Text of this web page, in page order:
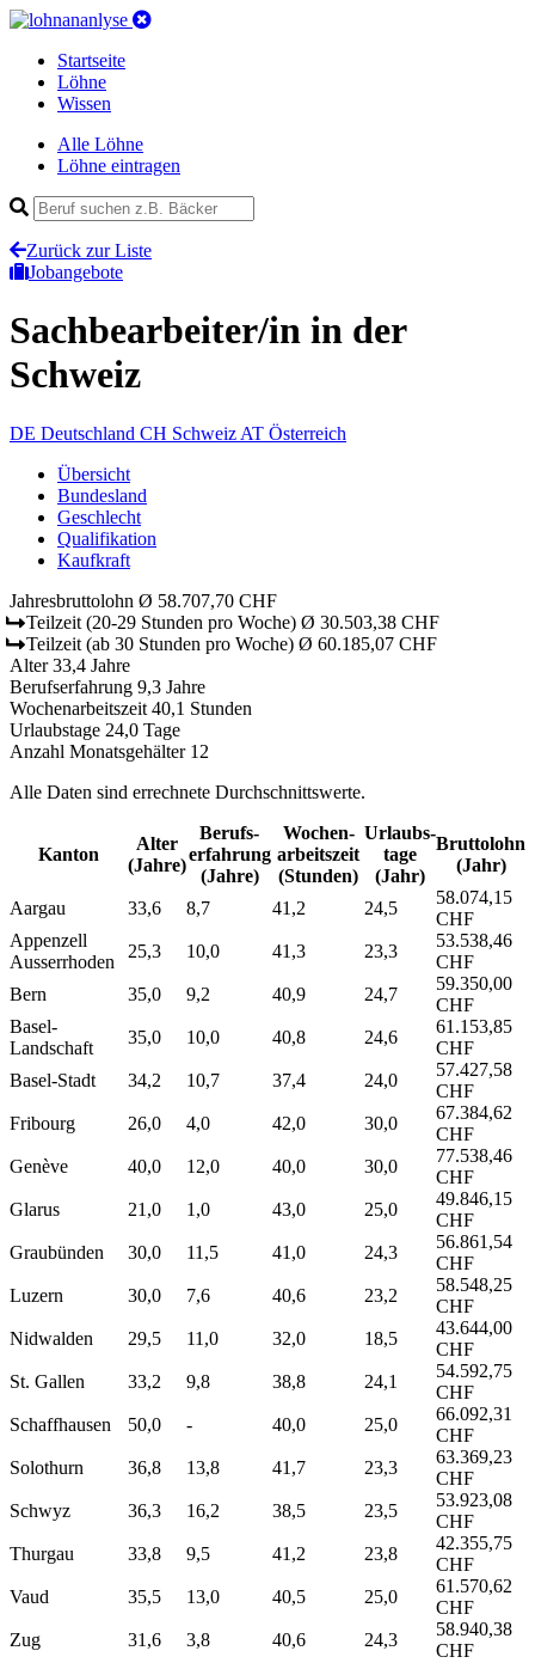
Startseite
Löhne
Wissen
Alle Löhne
Löhne eintragen
Zurück zur Liste
Jobangebote
Sachbearbeiter/in in der
Schweiz
DE Deutschland CH Schweiz AT Österreich
Übersicht
Bundesland
Geschlecht
Qualifikation
Kaufkraft
Jahresbruttolohn Ø 58.707,70 CHF
Teilzeit (20-29 Stunden pro Woche) Ø 30.503,38 CHF
Teilzeit (ab 30 Stunden pro Woche) Ø 60.185,07 CHF
Alter 33,4 Jahre
Berufserfahrung 9,3 Jahre
Wochenarbeitszeit 40,1 Stunden
Urlaubstage 24,0 Tage
Anzahl Monatsgehälter 12
Alle Daten sind errechnete Durchschnittswerte.
Kanton
Alter
(Jahre)
Berufs­
erfahrung
(Jahre)
Wochen­
arbeitszeit
(Stunden)
Urlaubs­
tage
(Jahr)
Bruttolohn
(Jahr)
Aargau 33,6 8,7 41,2 24,5
58.074,15
CHF
Appenzell
Ausserrhoden
25,3 10,0 41,3 23,3
53.538,46
CHF
Bern
35,0 9,2 40,9 24,7
59.350,00
CHF
Basel-
Landschaft
35,0 10,0 40,8 24,6
61.153,85
CHF
Basel-Stadt
34,2 10,7 37,4 24,0
57.427,58
CHF
Fribourg
26,0 4,0 42,0 30,0
67.384,62
CHF
Genève
40,0 12,0 40,0 30,0
77.538,46
CHF
Glarus
21,0 1,0 43,0 25,0
49.846,15
CHF
Graubünden
30,0 11,5 41,0 24,3
56.861,54
CHF
Luzern
30,0 7,6 40,6 23,2
58.548,25
CHF
Nidwalden
29,5 11,0 32,0 18,5
43.644,00
CHF
St. Gallen
33,2 9,8 38,8 24,1
54.592,75
CHF
Schaffhausen
50,0 - 40,0 25,0
66.092,31
CHF
Solothurn
36,8 13,8 41,7 23,3
63.369,23
CHF
Schwyz
36,3 16,2 38,5 23,5
53.923,08
CHF
Thurgau
33,8 9,5 41,2 23,8
42.355,75
CHF
Vaud
35,5 13,0 40,5 25,0
61.570,62
CHF
Zug
31,6 3,8 40,6 24,3
58.940,38
CHF